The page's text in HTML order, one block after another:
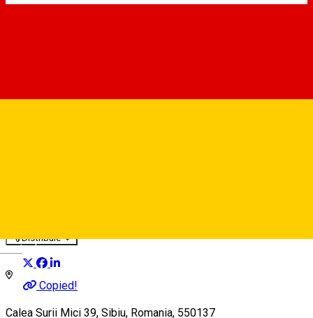
Deutsch
Distribuie
Copied!
Calea Surii Mici 39, Sibiu, Romania, 550137